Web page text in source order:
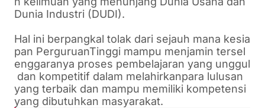
Dunia Industri (DUDI).
Hal ini berpangkal tolak dari sejauh mana kesia
pan PerguruanTinggi mampu menjamin tersel
enggaranya proses pembelajaran yang unggul
dan kompetitif dalam melahirkanpara lulusan
yang terbaik dan mampu memiliki kompetensi
yang dibutuhkan masyarakat.